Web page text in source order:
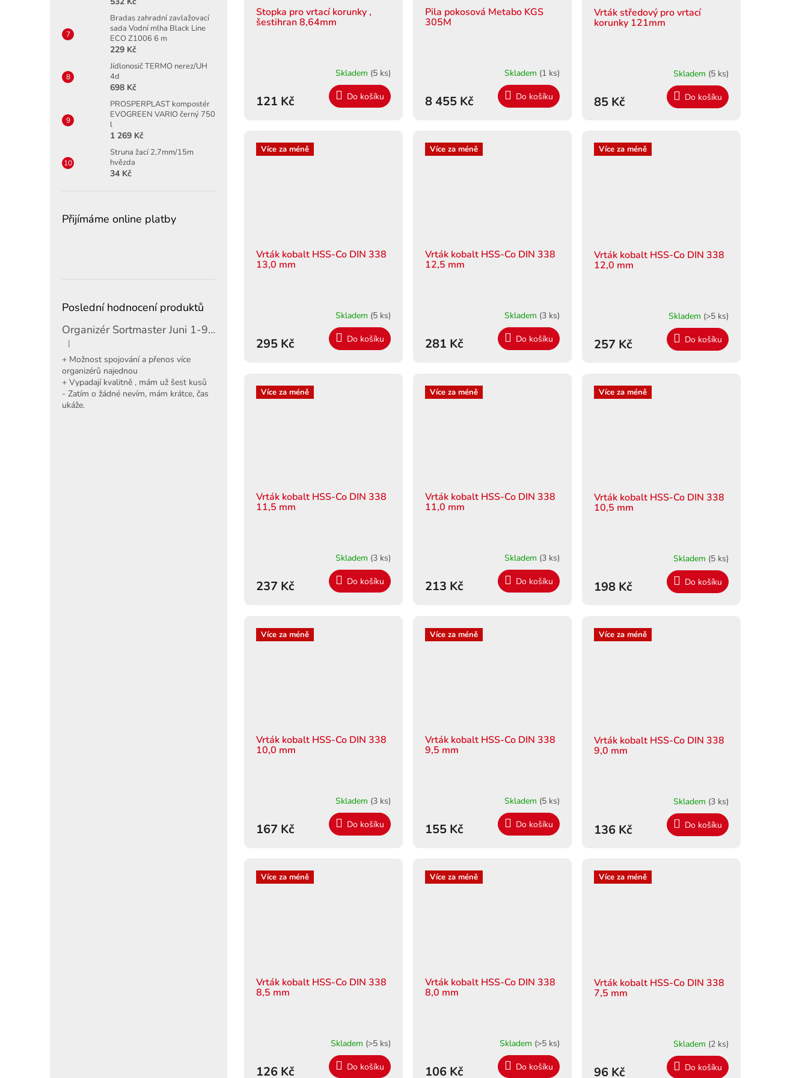
Bradas zahradní zavlažovací
sada Vodní mlha Black Line
ECO Z1006 6 m
229 Kč
Jídlonosič TERMO nerez/UH
4d
698 Kč
PROSPERPLAST kompostér
EVOGREEN VARIO černý 750
l
1 269 Kč
Struna žací 2,7mm/15m
hvězda
34 Kč
Přijímáme online platby
Poslední hodnocení produktů
Organizér Sortmaster Juni 1-97-483
Hodnocení produktu je 5 z 5 hvězdiček.
|
+ Možnost spojování a přenos více
organizérů najednou
+ Vypadají kvalitně , mám už šest kusů
- Zatím o žádné nevím, mám krátce, čas
ukáže.
Stopka pro vrtací korunky ,
šestihran 8,64mm
Skladem (5 ks)
121 Kč Do košíku
M
A
Pila pokosová Metabo KGS
305M
Skladem (1 ks)
8 455 Kč Do košíku
Vrták středový pro vrtací
korunky 121mm
Skladem (5 ks)
85 Kč Do košíku
Více za méně
Vrták kobalt HSS-Co DIN 338
13,0 mm
Skladem (5 ks)
295 Kč Do košíku
Více za méně
Vrták kobalt HSS-Co DIN 338
12,5 mm
Skladem (3 ks)
281 Kč Do košíku
Více za méně
Vrták kobalt HSS-Co DIN 338
12,0 mm
Skladem (>5 ks)
257 Kč Do košíku
Více za méně
Vrták kobalt HSS-Co DIN 338
11,5 mm
Skladem (3 ks)
237 Kč Do košíku
Více za méně
Vrták kobalt HSS-Co DIN 338
11,0 mm
Skladem (3 ks)
213 Kč Do košíku
Více za méně
Vrták kobalt HSS-Co DIN 338
10,5 mm
Skladem (5 ks)
198 Kč Do košíku
Více za méně
Vrták kobalt HSS-Co DIN 338
10,0 mm
Skladem (3 ks)
167 Kč Do košíku
Více za méně
Vrták kobalt HSS-Co DIN 338
9,5 mm
Skladem (5 ks)
155 Kč Do košíku
Více za méně
Vrták kobalt HSS-Co DIN 338
9,0 mm
Skladem (3 ks)
136 Kč Do košíku
Více za méně
Vrták kobalt HSS-Co DIN 338
8,5 mm
Skladem (>5 ks)
126 Kč Do košíku
Více za méně
Vrták kobalt HSS-Co DIN 338
8,0 mm
Skladem (>5 ks)
106 Kč Do košíku
Více za méně
Vrták kobalt HSS-Co DIN 338
7,5 mm
Skladem (2 ks)
96 Kč Do košíku